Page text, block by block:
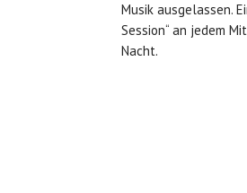
Musik ausgelassen.
Session“ an jedem
Nacht.